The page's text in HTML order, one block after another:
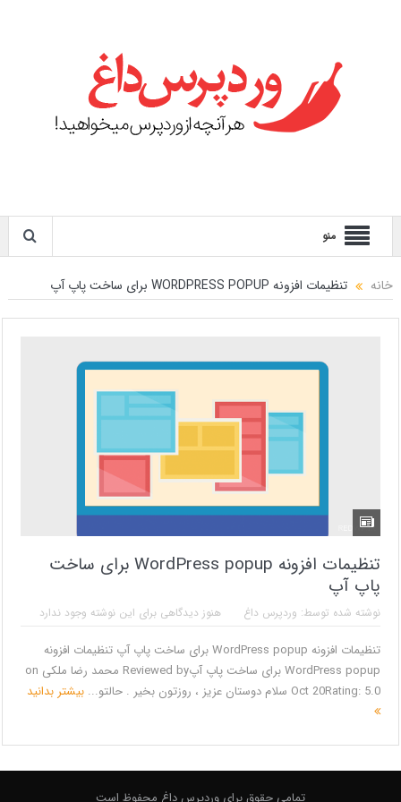
منو
خانه تنظیمات افزونه WORDPRESS POPUP برای ساخت پاپ آپ
تنظیمات افزونه WordPress popup برای ساخت
پاپ آپ
نوشته شده توسط: وردپرس داغ هنوز دیدگاهی برای این نوشته وجود ندارد
تنظیمات افزونه WordPress popup برای ساخت پاپ آپ تنظیمات افزونه
WordPress popup برای ساخت پاپ آپReviewed by محمد رضا ملکی on
Oct 20Rating: 5.0 سلام دوستان عزیز ، روزتون بخیر . حالتو...
بیشتر بدانید
تمامی حقوق برای وردپرس داغ محفوظ است